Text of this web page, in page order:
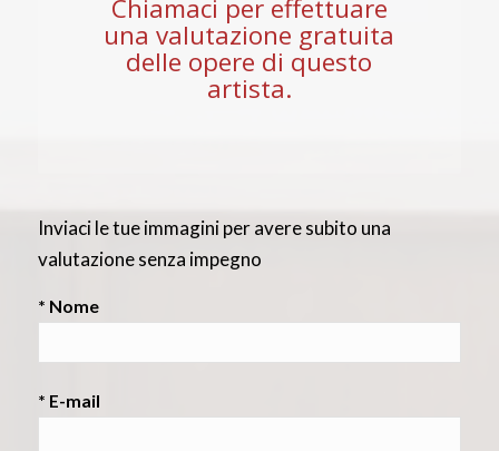
Chiamaci per effettuare
una valutazione gratuita
delle opere di questo
artista.
Inviaci le tue immagini per avere subito una
valutazione senza impegno
* Nome
* E-mail